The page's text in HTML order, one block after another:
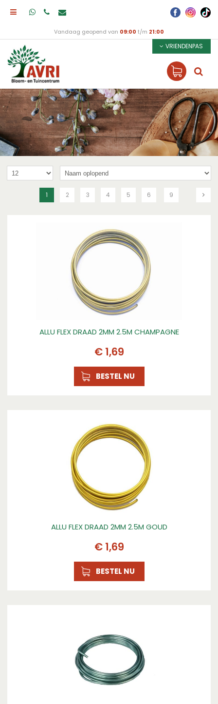
Vandaag geopend van 09:00 t/m 21:00
VRIENDENPAS
1 2 3 4 5 6 9
ALLU FLEX DRAAD 2MM 2.5M CHAMPAGNE
€ 1,69
BESTEL NU
ALLU FLEX DRAAD 2MM 2.5M GOUD
€ 1,69
BESTEL NU